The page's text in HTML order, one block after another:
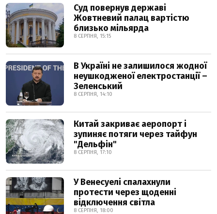
Суд повернув державі
Жовтневий палац вартістю
близько мільярда
8 СЕРПНЯ, 15:15
В Україні не залишилося жодної
неушкодженої електростанції –
Зеленський
8 СЕРПНЯ, 14:10
Китай закриває аеропорт і
зупиняє потяги через тайфун
"Дельфін"
8 СЕРПНЯ, 17:10
У Венесуелі спалахнули
протести через щоденні
відключення світла
8 СЕРПНЯ, 18:00